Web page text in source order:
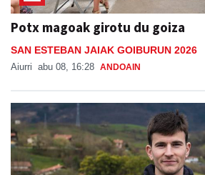
Potx magoak girotu du goiza
SAN ESTEBAN JAIAK GOIBURUN 2026
Aiurri abu 08, 16:28 ANDOAIN